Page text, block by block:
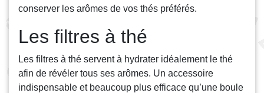
conserver les arômes de vos thés préférés.
Les filtres à thé
Les filtres à thé servent à hydrater idéalement le thé
afin de révéler tous ses arômes. Un accessoire
indispensable et beaucoup plus efficace qu’une boule